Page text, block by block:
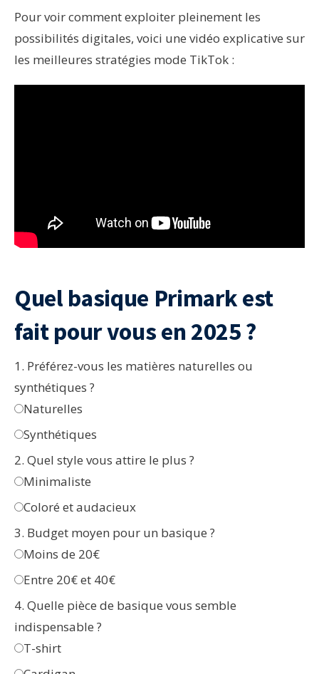
Pour voir comment exploiter pleinement les
possibilités digitales, voici une vidéo explicative sur
les meilleures stratégies mode TikTok :
Quel basique Primark est
fait pour vous en 2025 ?
1. Préférez-vous les matières naturelles ou
synthétiques ?
Naturelles
Synthétiques
2. Quel style vous attire le plus ?
Minimaliste
Coloré et audacieux
3. Budget moyen pour un basique ?
Moins de 20€
Entre 20€ et 40€
4. Quelle pièce de basique vous semble
indispensable ?
T-shirt